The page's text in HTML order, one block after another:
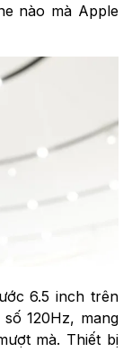
nào mà Apple
6.5 inch trên
120Hz, mang
mà. Thiết bị